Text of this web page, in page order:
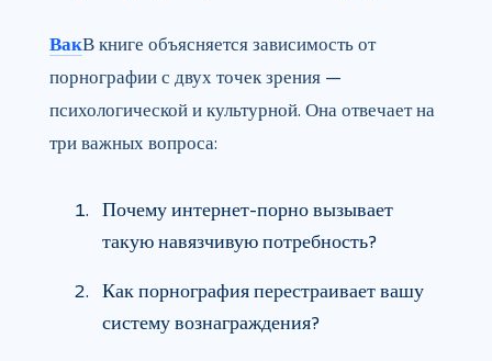
ВакВ книге объясняется зависимость от
порнографии с двух точек зрения —
психологической и культурной. Она отвечает на
три важных вопроса:
Почему интернет-порно вызывает
такую ​​навязчивую потребность?
Как порнография перестраивает вашу
систему вознаграждения?